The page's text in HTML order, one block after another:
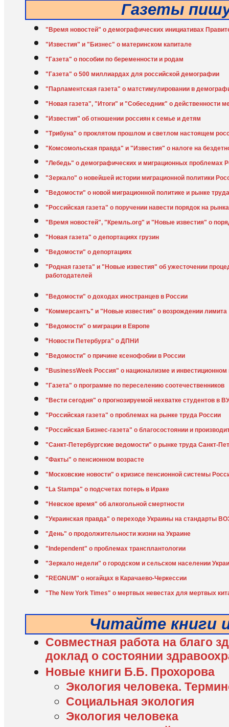
Газеты
"Время новостей" о демографических инициативах
"Известия" и "Бизнес" о материнском капитале
"Газета" о пособии по беременности и родам
"Газета" о 500 миллиардах для российской демографии
"Парламентская газета" о матстимулировании в
"Новая газета", "Итоги" и "Собеседник" о действенности
"Известия" об отношении россиян к семье и детям
"Трибуна" о проклятом прошлом и светлом настоящем
"Комсомольская правда" и "Известия" о налоге на
"Лебедь" о демографических и миграционных проблемах
"Зеркало" о новейшей истории миграционной политики
"Ведомости" о новой миграционной политике и рынке труда
"Российская газета" о поручении навести порядок на
"Время новостей", "Кремль.org" и "Новые известия" о
"Новая газета" о депортациях грузин
"Ведомости" о депортациях
"Родная газета" и "Новые известия" об ужесточении
работодателей
"Ведомости" о доходах иностранцев в России
"Коммерсантъ" и "Новые известия" о возрождении лимита
"Ведомости" о миграции в Европе
"Новости Петербурга" о ДПНИ
"Ведомости" о причине ксенофобии в России
"BusinessWeek Россия" о национализме и инвестиционном
"Газета" о программе по переселению соотечественников
"Вести сегодня" о прогнозируемой нехватке студентов в
"Российская газета" о проблемах на рынке труда России
"Российская Бизнес-газета" о благосостоянии и
"Санкт-Петербургские ведомости" о рынке труда Санкт-
"Факты" о пенсионном возрасте
"Московские новости" о кризисе пенсионной системы
"La Stampa" о подсчетах потерь в Ираке
"Невское время" об алкогольной смертности
"Украинская правда" о переходе Украины на стандарты
"День" о продолжительности жизни на Украине
"Independent" о проблемах трансплантологии
"Зеркало недели" о городском и сельском населении
"REGNUM" о ногайцах в Карачаево-Черкессии
"The New York Times" о мертвых невестах для мертвых
Читайте книги
Совместная работа на благо
доклад о состоянии
Новые книги Б.Б. Прохорова
Экология человека.
Социальная экология
Экология человека